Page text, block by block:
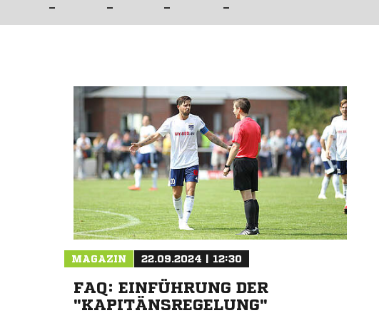
– – – –
MAGAZIN 22.09.2024 | 12:30
FAQ: EINFÜHRUNG DER
"KAPITÄNSREGELUNG"